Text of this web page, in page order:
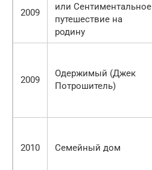
2009
или Сентиментальное
путешествие на
родину
2009
Одержимый (Джек
Потрошитель)
2010 Семейный дом